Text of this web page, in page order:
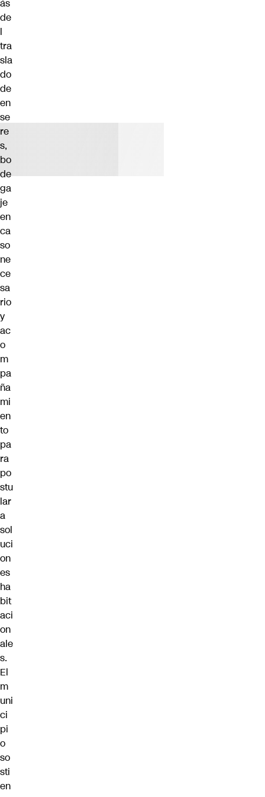
ás
de
l
tra
sla
do
de
en
se
re
s,
bo
de
ga
je
en
ca
so
ne
ce
sa
rio
y
ac
o
m
pa
ña
mi
en
to
pa
ra
po
stu
lar
a
sol
uci
on
es
ha
bit
aci
on
ale
s.
El
m
uni
ci
pi
o
so
sti
en